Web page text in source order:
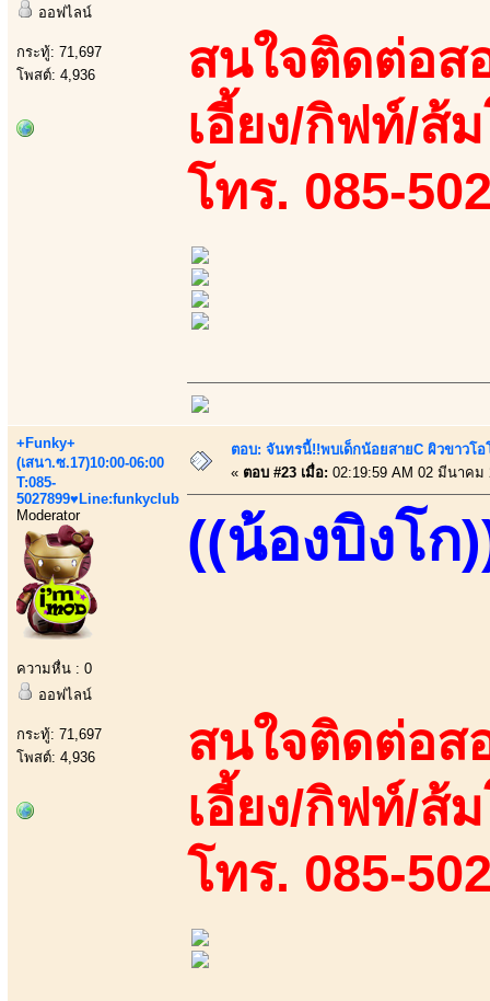
ออฟไลน์
กระทู้: 71,697
โพสต์: 4,936
สนใจติดต่อส
เอี้ยง/กิฟท์/ส้
โทร. 085-
+Funky+
(เสนา.ซ.17)10:00-06:00
T:085-
5027899♥Line:funkyclub
Moderator
ความหื่น : 0
ออฟไลน์
กระทู้: 71,697
โพสต์: 4,936
ตอบ: จันทรนี้!!พบเด็กน้อยสายC ผิวขาวโ
« ตอบ #23 เมื่อ: 02:19:59 AM 02 มีนาคม
((น้องบิงโก
สนใจติดต่อส
เอี้ยง/กิฟท์/ส้
โทร. 085-